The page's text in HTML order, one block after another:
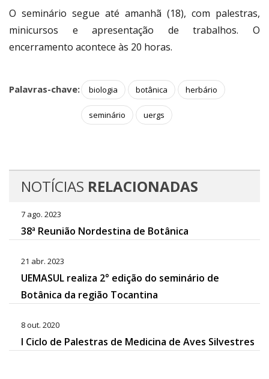
O seminário segue até amanhã (18), com palestras,
minicursos e apresentação de trabalhos. O
encerramento acontece às 20 horas.
Palavras-chave: biologia botânica herbário
seminário uergs
NOTÍCIAS RELACIONADAS
7 ago. 2023
38ª Reunião Nordestina de Botânica
21 abr. 2023
UEMASUL realiza 2° edição do seminário de
Botânica da região Tocantina
8 out. 2020
I Ciclo de Palestras de Medicina de Aves Silvestres